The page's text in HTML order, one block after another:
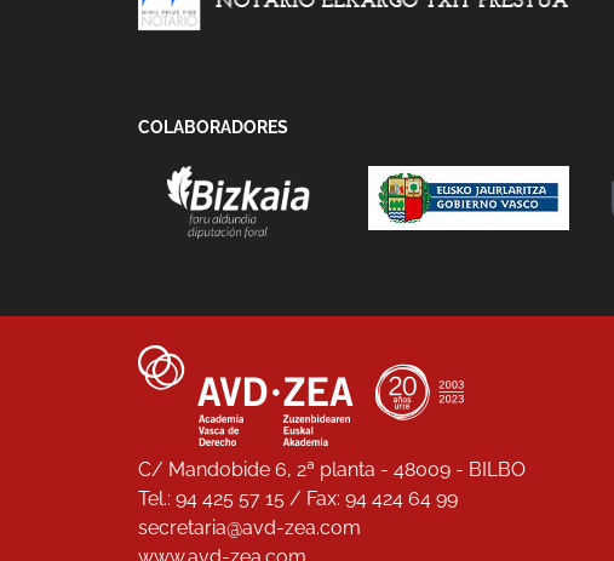
COLABORADORES
C/ Mandobide 6, 2ª planta - 48009 - BILBO
Tel.: 94 425 57 15 / Fax: 94 424 64 99
secretaria@avd-zea.com
www.avd-zea.com